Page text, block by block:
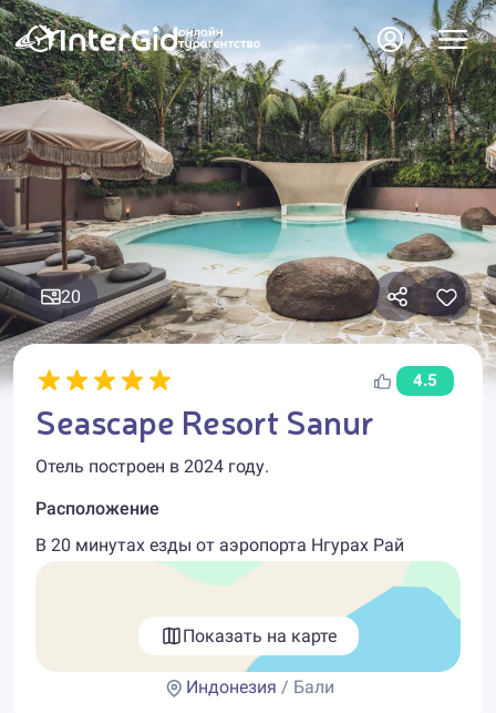
20
4.5
Seascape Resort Sanur
Отель построен в 2024 году.
Расположение
В 20 минутах езды от аэропорта Нгурах Рай
Показать на карте
Индонезия / Бали